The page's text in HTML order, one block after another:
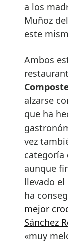
a los
Muñoz
este
Ambos
alzarse
que ha
vez
categoría
aunque
llevado el
ha
mejor
Sánchez
«muy